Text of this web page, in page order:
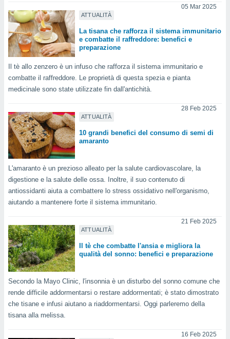
profili
degli
dei
il
di
e
per la
dei
ATTUALITÀ
05 Mar 2025
La tisana che rafforza il sistema immunitario
e combatte il raffreddore: benefici e
preparazione
Il tè allo zenzero è un infuso che rafforza il sistema immunitario e
combatte il raffreddore. Le proprietà di questa spezia e pianta
medicinale sono state utilizzate fin dall'antichità.
ATTUALITÀ
28 Feb 2025
10 grandi benefici del consumo di semi di
amaranto
L'amaranto è un prezioso alleato per la salute cardiovascolare, la
digestione e la salute delle ossa. Inoltre, il suo contenuto di
antiossidanti aiuta a combattere lo stress ossidativo nell'organismo,
aiutando a mantenere forte il sistema immunitario.
ATTUALITÀ
21 Feb 2025
Il tè che combatte l'ansia e migliora la
qualità del sonno: benefici e preparazione
Secondo la Mayo Clinic, l'insonnia è un disturbo del sonno comune che
rende difficile addormentarsi o restare addormentati; è stato dimostrato
che tisane e infusi aiutano a riaddormentarsi. Oggi parleremo della
tisana alla melissa.
16 Feb 2025